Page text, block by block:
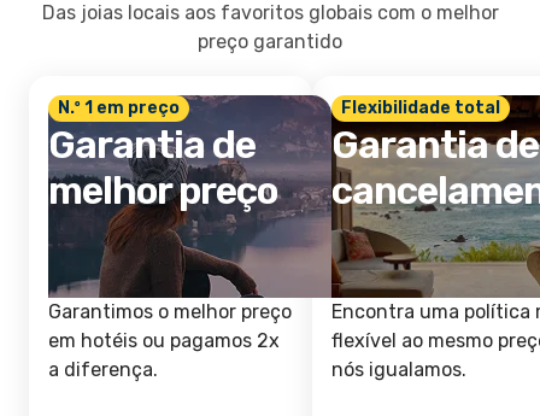
Das joias locais aos favoritos globais com o melhor
preço garantido
N.º 1 em preço
Garantia de
melhor preço
Garantimos o melhor preço
em hotéis ou pagamos 2x
a diferença.
Flexibilidade total
Garantia de
Encontra uma política
flexível ao mesmo
nós igualamos.